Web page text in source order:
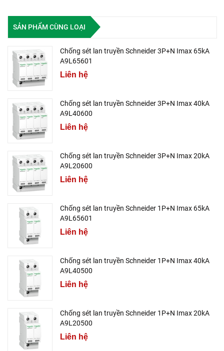
SẢN PHẨM CÙNG LOẠI
Chống sét lan truyền Schneider 3P+N Imax 65kA
A9L65601
Liên hệ
Chống sét lan truyền Schneider 3P+N Imax 40kA
A9L40600
Liên hệ
Chống sét lan truyền Schneider 3P+N Imax 20kA
A9L20600
Liên hệ
Chống sét lan truyền Schneider 1P+N Imax 65kA
A9L65601
Liên hệ
Chống sét lan truyền Schneider 1P+N Imax 40kA
A9L40500
Liên hệ
Chống sét lan truyền Schneider 1P+N Imax 20kA
A9L20500
Liên hệ